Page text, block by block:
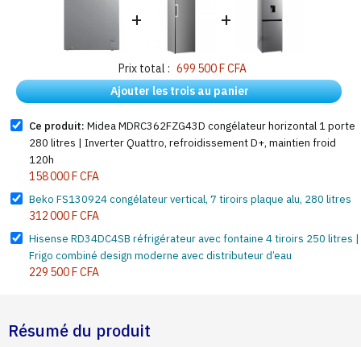
+ +
Prix total : 699 500 F CFA
Ajouter les trois au panier
Ce produit: Midea MDRC362FZG43D congélateur horizontal 1 porte
280 litres | Inverter Quattro, refroidissement D+, maintien froid
120h
158 000 F CFA
Beko FS130924 congélateur vertical, 7 tiroirs plaque alu, 280 litres
312 000 F CFA
Hisense RD34DC4SB réfrigérateur avec fontaine 4 tiroirs 250 litres |
Frigo combiné design moderne avec distributeur d’eau
229 500 F CFA
Résumé du produit